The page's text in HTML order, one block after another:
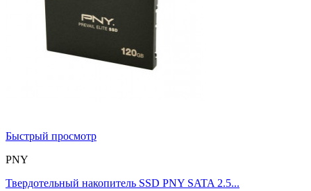
Быстрый просмотр
PNY
Твердотельный накопитель SSD PNY SATA 2.5...